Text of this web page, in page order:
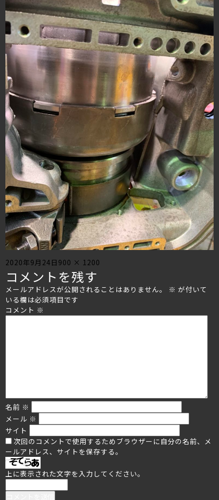
Posted
on
2020年9月24日 Full
size
900 × 1200
コメントを残す
メールアドレスが公開されることはありません。 ※ が付いて
いる欄は必須項目です
コメント ※
名前 ※
メール ※
サイト
次回のコメントで使用するためブラウザーに自分の名前、メ
ールアドレス、サイトを保存する。
上に表示された文字を入力してください。